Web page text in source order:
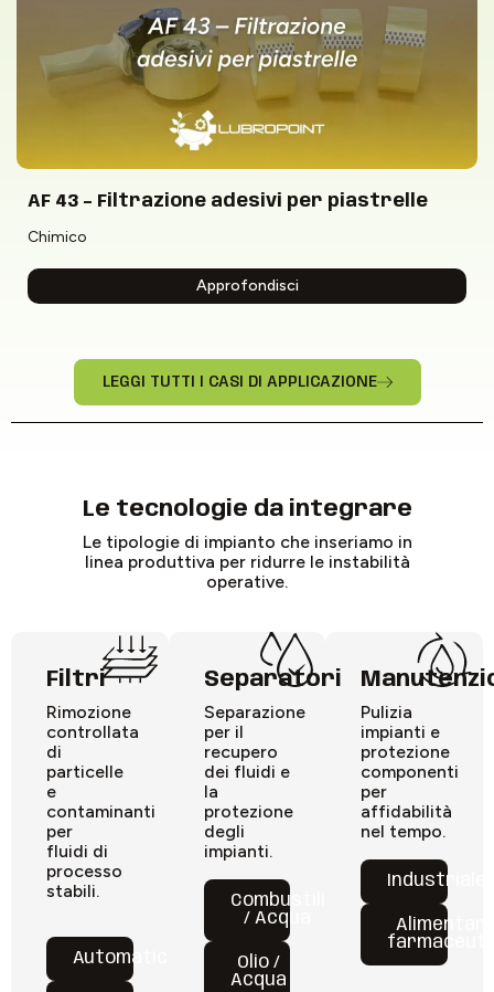
AF 43 – Filtrazione adesivi per piastrelle
Chimico
Approfondisci
LEGGI TUTTI I CASI DI APPLICAZIONE
Le tecnologie da integrare
Le tipologie di impianto che inseriamo in
linea produttiva per ridurre le instabilità
operative.
Filtri
Rimozione
controllata
di
particelle
e
contaminanti
per
fluidi di
processo
stabili.
Automatici
Separatori
Separazione
per il
recupero
dei fluidi e
la
protezione
degli
impianti.
Combustili
/ Acqua
Olio /
Acqua
Pulizia
impianti e
protezione
componenti
per
affidabilità
nel tempo.
Industriale